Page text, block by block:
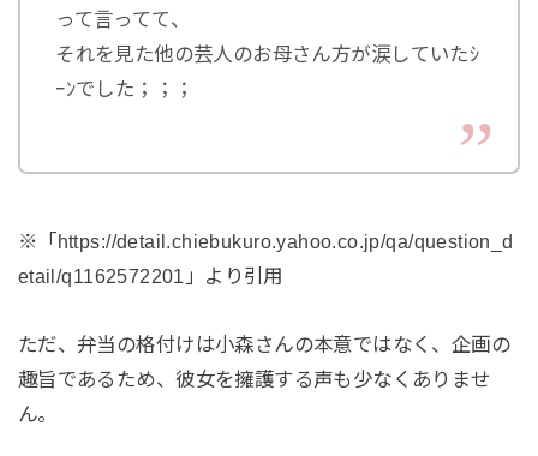
って言ってて、
それを見た他の芸人のお母さん方が涙していたｼ
ｰﾝでした；；；
※「https://detail.chiebukuro.yahoo.co.jp/qa/question_d
etail/q1162572201」より引用
ただ、弁当の格付けは小森さんの本意ではなく、企画の
趣旨であるため、彼女を擁護する声も少なくありませ
ん。